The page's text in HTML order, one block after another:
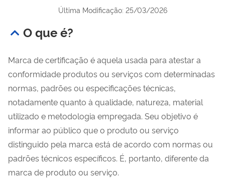
Última Modificação: 25/03/2026
O que é?
Marca de certificação é aquela usada para atestar a
conformidade produtos ou serviços com determinadas
normas, padrões ou especificações técnicas,
notadamente quanto à qualidade, natureza, material
utilizado e metodologia empregada. Seu objetivo é
informar ao público que o produto ou serviço
distinguido pela marca está de acordo com normas ou
padrões técnicos específicos. É, portanto, diferente da
marca de produto ou serviço.